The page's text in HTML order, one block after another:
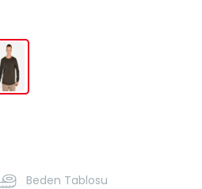
Beden Tablosu